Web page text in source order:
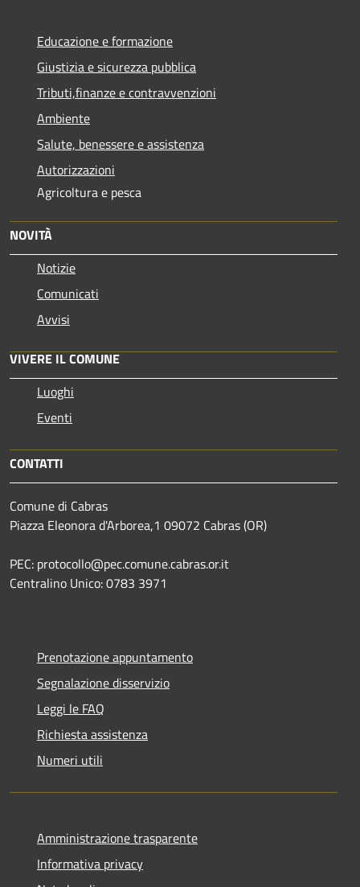
Educazione e formazione
Giustizia e sicurezza pubblica
Tributi,finanze e contravvenzioni
Ambiente
Salute, benessere e assistenza
Autorizzazioni
Agricoltura e pesca
NOVITÀ
Notizie
Comunicati
Avvisi
VIVERE IL COMUNE
Luoghi
Eventi
CONTATTI
Comune di Cabras
Piazza Eleonora d'Arborea,1 09072 Cabras (OR)
PEC: protocollo@pec.comune.cabras.or.it
Centralino Unico: 0783 3971
Prenotazione appuntamento
Segnalazione disservizio
Leggi le FAQ
Richiesta assistenza
Numeri utili
Amministrazione trasparente
Informativa privacy